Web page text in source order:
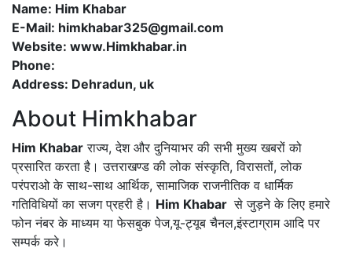
Name: Him Khabar
E-Mail: himkhabar325@gmail.com
Website: www.Himkhabar.in
Phone:
Address: Dehradun, uk
About Himkhabar
Him Khabar राज्य, देश और दुनियाभर की सभी मुख्य खबरों को
प्रसारित करता है। उत्तराखण्ड की लोक संस्कृति, विरासतों, लोक
परंपराओ के साथ-साथ आर्थिक, सामाजिक राजनीतिक व धार्मिक
गतिविधियों का सजग प्रहरी है। Him Khabar से जुड़ने के लिए हमारे
फोन नंबर के माध्यम या फेसबुक पेज,यू-ट्यूब चैनल,इंस्टाग्राम आदि पर
सम्पर्क करे।